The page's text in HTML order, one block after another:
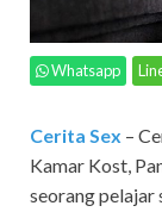
Whatsapp
Cerita Sex –
Kamar Kost,
seorang pelajar